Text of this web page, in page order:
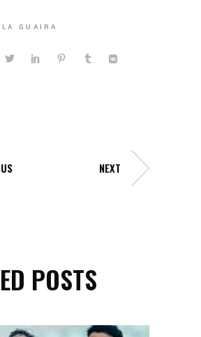
GUAIRA
NEXT
POSTS